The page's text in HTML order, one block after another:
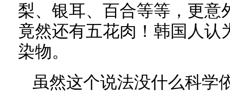
梨、银耳、百合等等，更意
竟然还有五花肉！韩国人认
染物。
虽然这个说法没什么科学